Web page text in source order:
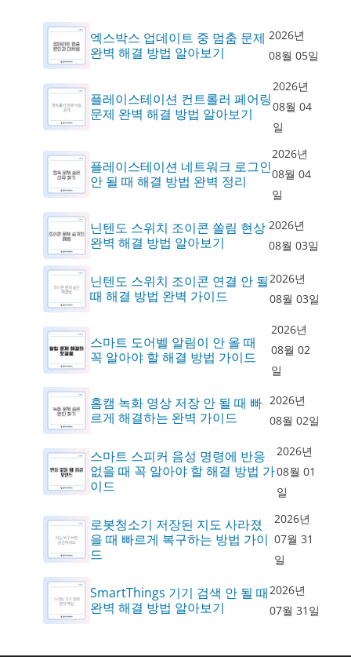
엑스박스 업데이트 중 멈춤 문제
완벽 해결 방법 알아보기
2026년
08월 05일
플레이스테이션 컨트롤러 페어링
문제 완벽 해결 방법 알아보기
2026년
08월 04
일
플레이스테이션 네트워크 로그인
안 될 때 해결 방법 완벽 정리
2026년
08월 04
일
닌텐도 스위치 조이콘 쏠림 현상
완벽 해결 방법 알아보기
2026년
08월 03일
닌텐도 스위치 조이콘 연결 안 될
때 해결 방법 완벽 가이드
2026년
08월 03일
스마트 도어벨 알림이 안 올 때
꼭 알아야 할 해결 방법 가이드
2026년
08월 02
일
홈캠 녹화 영상 저장 안 될 때 빠
르게 해결하는 완벽 가이드
2026년
08월 02일
스마트 스피커 음성 명령에 반응
없을 때 꼭 알아야 할 해결 방법 가
이드
2026년
08월 01
일
로봇청소기 저장된 지도 사라졌
을 때 빠르게 복구하는 방법 가이
드
2026년
07월 31
일
SmartThings 기기 검색 안 될 때
완벽 해결 방법 알아보기
2026년
07월 31일